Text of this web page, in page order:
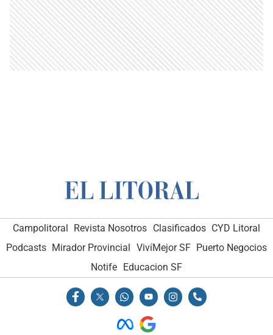
Campolitoral Revista Nosotros Clasificados CYD Litoral
Podcasts Mirador Provincial VivíMejor SF Puerto Negocios
Notife Educacion SF